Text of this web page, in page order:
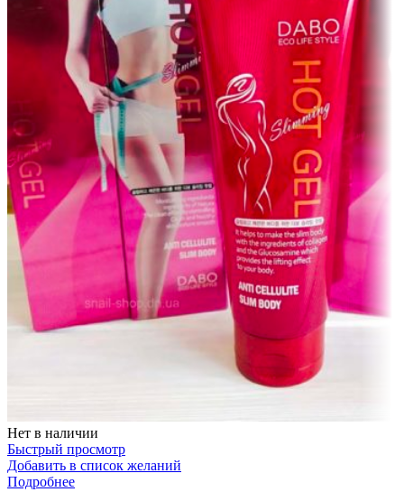
Нет в наличии
Быстрый просмотр
Добавить в список желаний
Подробнее